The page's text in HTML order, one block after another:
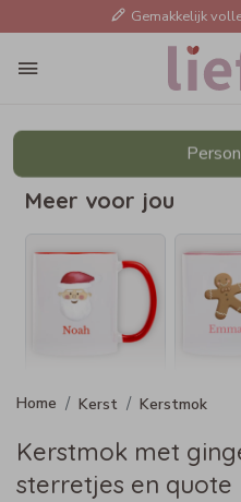
Gemakkelijk
Meer voor jou
Kerst Kerstmok
Kerstmok met
sterretjes en quote